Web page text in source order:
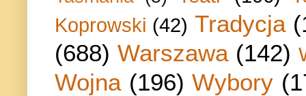
Koprowski (42) Tradycja
(688) Warszawa (142)
Wojna (196) Wybory